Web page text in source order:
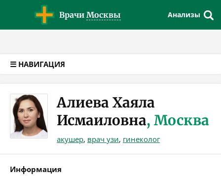
Врачи Москвы Анализы
☰ НАВИГАЦИЯ
Алиева Хаяла
Исмаиловна, Москва
акушер, врач узи, гинеколог
Информация